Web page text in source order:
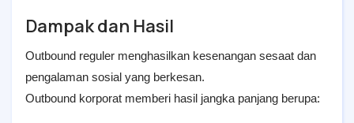
Dampak dan Hasil
Outbound reguler menghasilkan kesenangan sesaat dan
pengalaman sosial yang berkesan.
Outbound korporat memberi hasil jangka panjang berupa: